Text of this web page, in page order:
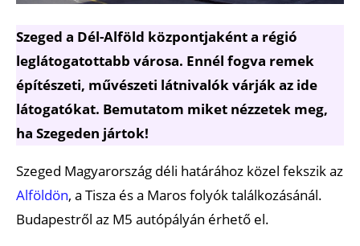
Szeged a Dél-Alföld központjaként a régió
leglátogatottabb városa. Ennél fogva remek
építészeti, művészeti látnivalók várják az ide
látogatókat. Bemutatom miket nézzetek meg,
ha Szegeden jártok!
Szeged Magyarország déli határához közel fekszik az
Alföldön, a Tisza és a Maros folyók találkozásánál.
Budapestről az M5 autópályán érhető el.